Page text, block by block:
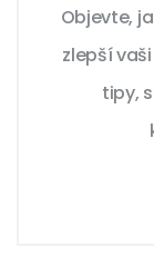
Objevte,
zlepší
tipy,